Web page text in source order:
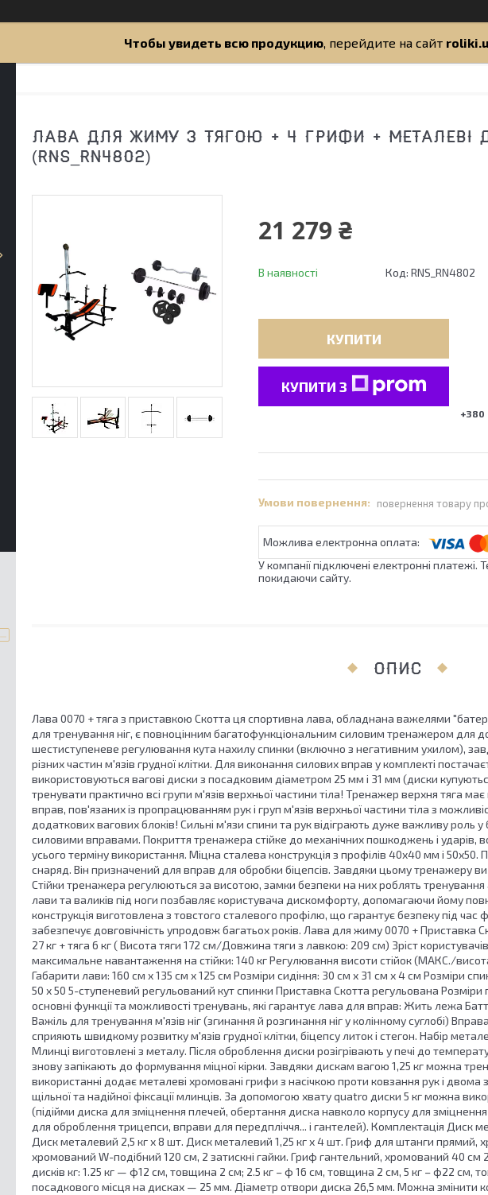
Чтобы увидеть всю продукцию, перейдите на сайт
ЛАВА ДЛЯ ЖИМУ З ТЯГОЮ + 4 ГРИФИ + МЕТАЛЕВІ
(RNS_RN4802)
21 279 ₴
В наявності Код: RNS_RN4802
КУПИТИ
КУПИТИ З
+380
повернення товару
У компанії підключені електронні
покидаючи сайту.
ОПИС
Лава 0070 + тяга з приставкою Скотта ця спортивна лава, обладнана важелями
для тренування ніг, є повноцінним багатофункціональним силовим тренажером для
шестиступеневе регулювання кута нахилу спинки (включно з негативним ухилом),
різних частин м'язів грудної клітки. Для виконання силових вправ у комплекті
використовуються вагові диски з посадковим діаметром 25 мм і 31 мм (диски
тренувати практично всі групи м'язів верхньої частини тіла! Тренажер верхня тяга
вправ, пов'язаних із пропрацюванням рук і груп м'язів верхньої частини тіла з
додаткових вагових блоків! Сильні м'язи спини та рук відіграють дуже важливу роль у
силовими вправами. Покриття тренажера стійке до механічних пошкоджень і ударів,
усього терміну використання. Міцна сталева конструкція з профілів 40х40 мм і
снаряд. Він призначений для вправ для обробки біцепсів. Завдяки цьому тренажеру
Стійки тренажера регулюються за висотою, замки безпеки на них роблять
лави та валиків під ноги позбавляє користувача дискомфорту, допомагаючи йому
конструкція виготовлена з товстого сталевого профілю, що гарантує безпеку під
забезпечує довговічність упродовж багатьох років. Лава для жиму 0070 + Приставка
27 кг + тяга 6 кг ( Висота тяги 172 см/Довжина тяги з лавкою: 209 см) Зріст
максимальне навантаження на стійки: 140 кг Регулювання висоти стійок (МАКС./
Габарити лави: 160 см х 135 см х 125 см Розміри сидіння: 30 см х 31 см х 4 см Розміри
50 х 50 5-ступеневий регульований кут спинки Приставка Скотта регульована Розміри
основні функції та можливості тренувань, які гарантує лава для вправ: Жить лежа
Важіль для тренування м'язів ніг (згинання й розгинання ніг у колінному суглобі)
сприяють швидкому розвитку м'язів грудної клітки, біцепсу литок і стегон. Набір
Млинці виготовлені з металу. Після оброблення диски розігрівають у печі до
знову запікають до формування міцної кірки. Завдяки дискам вагою 1,25 кг можна
використанні додає металеві хромовані грифи з насічкою проти ковзання рук і
щільної та надійної фіксації млинців. За допомогою хвату quatro диски 5 кг можна
(підійми диска для зміцнення плечей, обертання диска навколо корпусу для
для оброблення трицепси, вправи для передпліччя... і гантелей). Комплектація Диск
Диск металевий 2,5 кг х 8 шт. Диск металевий 1,25 кг х 4 шт. Гриф для штанги прямий,
хромований W-подібний 120 см, 2 затискні гайки. Гриф гантельний, хромований 40 см 2
дисків кг: 1.25 кг — ф12 см, товщина 2 см; 2.5 кг – ф 16 см, товщина 2 см, 5 кг – ф22 см,
посадкового місця на дисках — 25 мм. Діаметр отвори диска 26,5 мм. Можна